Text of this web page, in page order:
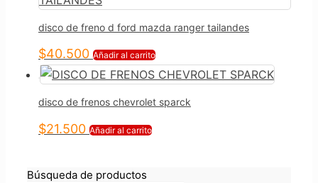
disco de freno d ford mazda ranger tailandes
$40.500 Añadir al carrito
disco de frenos chevrolet sparck
$21.500 Añadir al carrito
Búsqueda de productos